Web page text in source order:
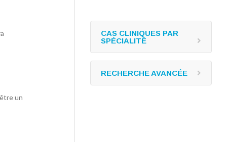
un
CAS CLINIQUES PAR
SPÉCIALITÉ
RECHERCHE AVANCÉE